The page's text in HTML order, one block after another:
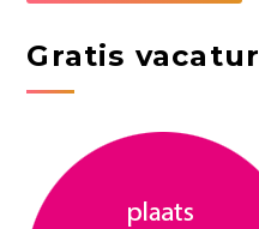
Gratis